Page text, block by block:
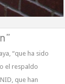
“que ha sido
el respaldo
que han